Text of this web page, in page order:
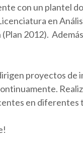
con un plantel
en
2012).
proyectos de
en diferentes